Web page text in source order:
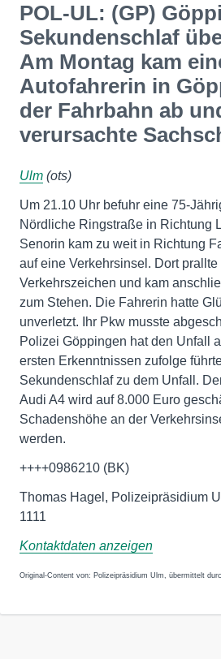
POL-UL: (GP)
Sekundenschlaf
Am Montag kam
Autofahrerin in
der Fahrbahn ab
verursachte
Ulm (ots)
Um 21.10 Uhr befuhr eine 75-
Nördliche Ringstraße in Richtung
Senorin kam zu weit in Richtung
auf eine Verkehrsinsel. Dort
Verkehrszeichen und kam
zum Stehen. Die Fahrerin hatte
unverletzt. Ihr Pkw musste
Polizei Göppingen hat den Unfall
ersten Erkenntnissen zufolge
Sekundenschlaf zu dem Unfall.
Audi A4 wird auf 8.000 Euro
Schadenshöhe an der
werden.
++++0986210 (BK)
Thomas Hagel, Polizeipräsidium
1111
Kontaktdaten anzeigen
Original-Content von: Polizeipräsidium Ulm, übermittelt